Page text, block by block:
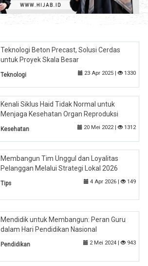
Teknologi Beton Precast, Solusi Cerdas
untuk Proyek Skala Besar
Teknologi 23 Apr 2025 | 1330
Kenali Siklus Haid Tidak Normal untuk
Menjaga Kesehatan Organ Reproduksi
Kesehatan 20 Mei 2022 | 1312
Membangun Tim Unggul dan Loyalitas
Pelanggan Melalui Strategi Lokal 2026
Tips 4 Apr 2026 | 149
Mendidik untuk Membangun: Peran Guru
dalam Hari Pendidikan Nasional
Pendidikan 2 Mei 2024 | 943